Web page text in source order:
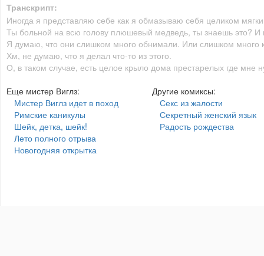
Транскрипт:
Иногда я представляю себе как я обмазываю себя целиком
Ты больной на всю голову плюшевый медведь, ты знаешь это? И
Я думаю, что они слишком много обнимали. Или слишком много
Хм, не думаю, что я делал что-то из этого.
О, в таком случае, есть целое крыло дома престарелых где мне
Еще мистер Виглз:
Мистер Виглз идет в поход
Римские каникулы
Шейк, детка, шейк!
Лето полного отрыва
Новогодняя открытка
Другие комиксы:
Секс из жалости
Секретный женский язык
Радость рождества